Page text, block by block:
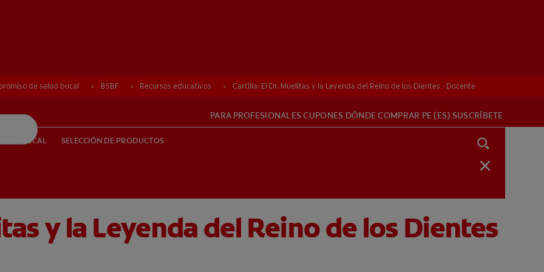
BUCAL
PE (ES) SUSCRÍBETE
PARA PROFESIONALESCUPONES DÓNDE COMPRAR PE (ES) SUSCRÍBETE
BUCAL SELECCIÓN DE PRODUCTOS
de salud bucal BSBF Recursos educativos Cartilla: El Dr. Muelitas y la Leyenda del Reino de los Dientes - Docente
de salud bucal BSBF Recursos educativos Cartilla: El Dr. Muelitas y la Leyenda del Reino de los Dientes - Docente
y la Leyenda del Reino de los Dientes